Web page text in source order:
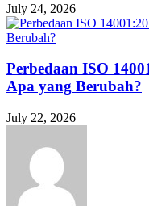
July 24, 2026
Perbedaan ISO
Apa yang Berubah?
July 22, 2026